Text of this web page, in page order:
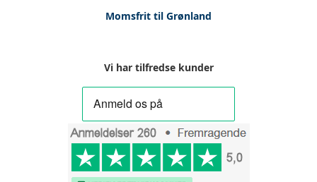
Momsfrit til Grønland
Vi har tilfredse kunder